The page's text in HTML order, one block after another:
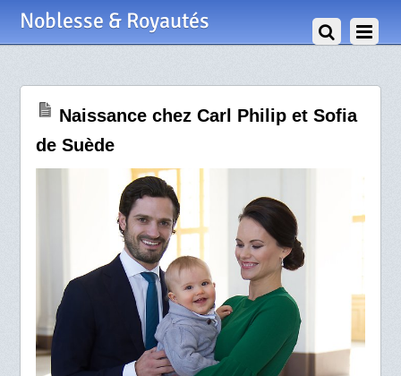
Noblesse & Royautés
Naissance chez Carl Philip et Sofia
de Suède